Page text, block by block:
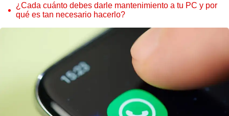
¿Cada cuánto debes darle mantenimiento a tu PC y por
qué es tan necesario hacerlo?